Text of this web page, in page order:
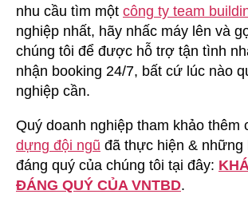
nhu cầu tìm một công ty team
nghiệp nhất, hãy nhấc máy lên và
chúng tôi để được hỗ trợ tận tình
nhận booking 24/7, bất cứ lúc nào
nghiệp cần.
Quý doanh nghiệp tham khảo thêm
dựng đội ngũ đã thực hiện & những
đáng quý của chúng tôi tại đây:
ĐÁNG QUÝ CỦA VNTBD.